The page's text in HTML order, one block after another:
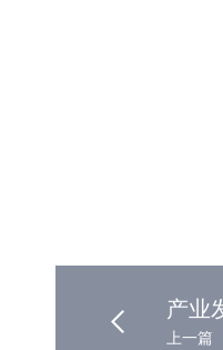
产业
上一篇